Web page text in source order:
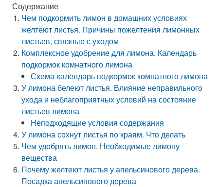
Содержание
Чем подкормить лимон в домашних условиях
желтеют листья. Причины пожелтения лимонных
листьев, связные с уходом
Комплексное удобрение для лимона. Календарь
подкормок комнатного лимона
Схема-календарь подкормок комнатного лимона
У лимона белеют листья. Влияние неправильного
ухода и неблагоприятных условий на состояние
листьев лимона
Неподходящие условия содержания
У лимона сохнут листья по краям. Что делать
Чем удобрять лимон. Необходимые лимону
вещества
Почему желтеют листья у апельсинового дерева.
Посадка апельсинового дерева